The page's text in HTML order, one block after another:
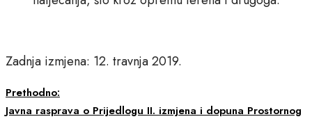
Zadnja izmjena: 12. travnja 2019.
Prethodno:
Javna rasprava o Prijedlogu II. izmjena i dopuna Prostornog